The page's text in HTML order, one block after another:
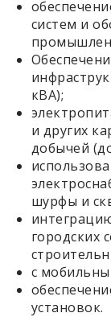
систем и
кВА);
и других
добычей
шурфы и
городских
с
установок.